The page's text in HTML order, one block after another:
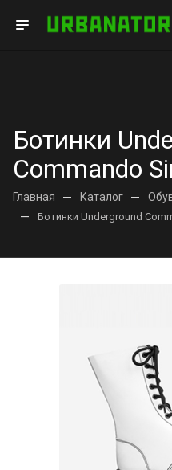
Ботинки
Commando
Главная — Каталог —
— Ботинки Underground